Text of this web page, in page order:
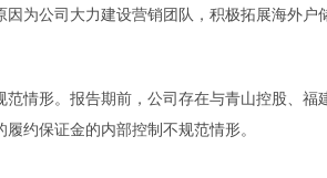
为公司大力建设营销团队，积极拓展海外户
情形。报告期前，公司存在与青山控股、福
约保证金的内部控制不规范情形。